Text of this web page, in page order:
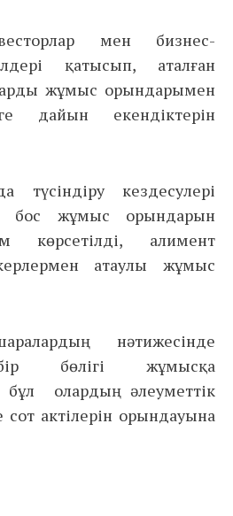
мен бизнес-
қатысып, аталған
жұмыс орындарымен
дайын екендіктерін
кездесулері
бос жұмыс орындарын
көрсетілді, алимент
атаулы жұмыс
нәтижесінде
бір бөлігі жұмысқа
олардың әлеуметтік
сот актілерін орындауына